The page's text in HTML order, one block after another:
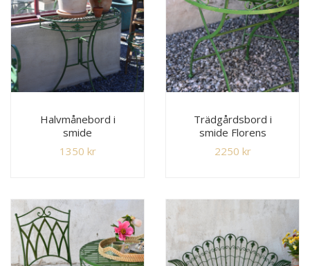
Halvmånebord i
smide
1350 kr
Trädgårdsbord i
smide Florens
2250 kr